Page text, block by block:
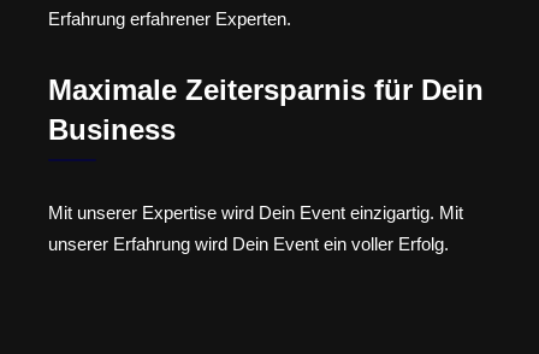
Erfahrung erfahrener Experten.
Maximale Zeitersparnis für Dein
Business
Mit unserer Expertise wird Dein Event einzigartig. Mit
unserer Erfahrung wird Dein Event ein voller Erfolg.